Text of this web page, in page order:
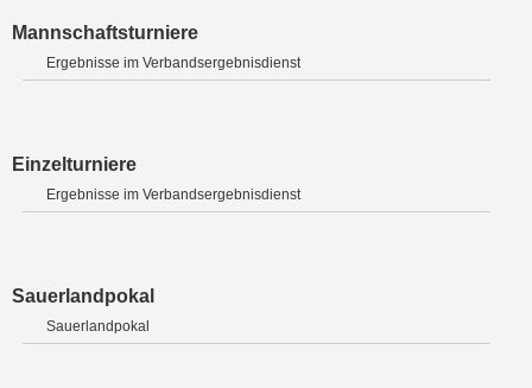
Mannschaftsturniere
Ergebnisse im Verbandsergebnisdienst
Einzelturniere
Ergebnisse im Verbandsergebnisdienst
Sauerlandpokal
Sauerlandpokal